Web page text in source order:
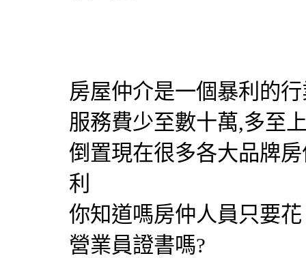
房屋仲介是一個暴利的
服務費少至數十萬,多至
倒置現在很多各大品牌
利
你知道嗎房仲人員只要
營業員證書嗎?